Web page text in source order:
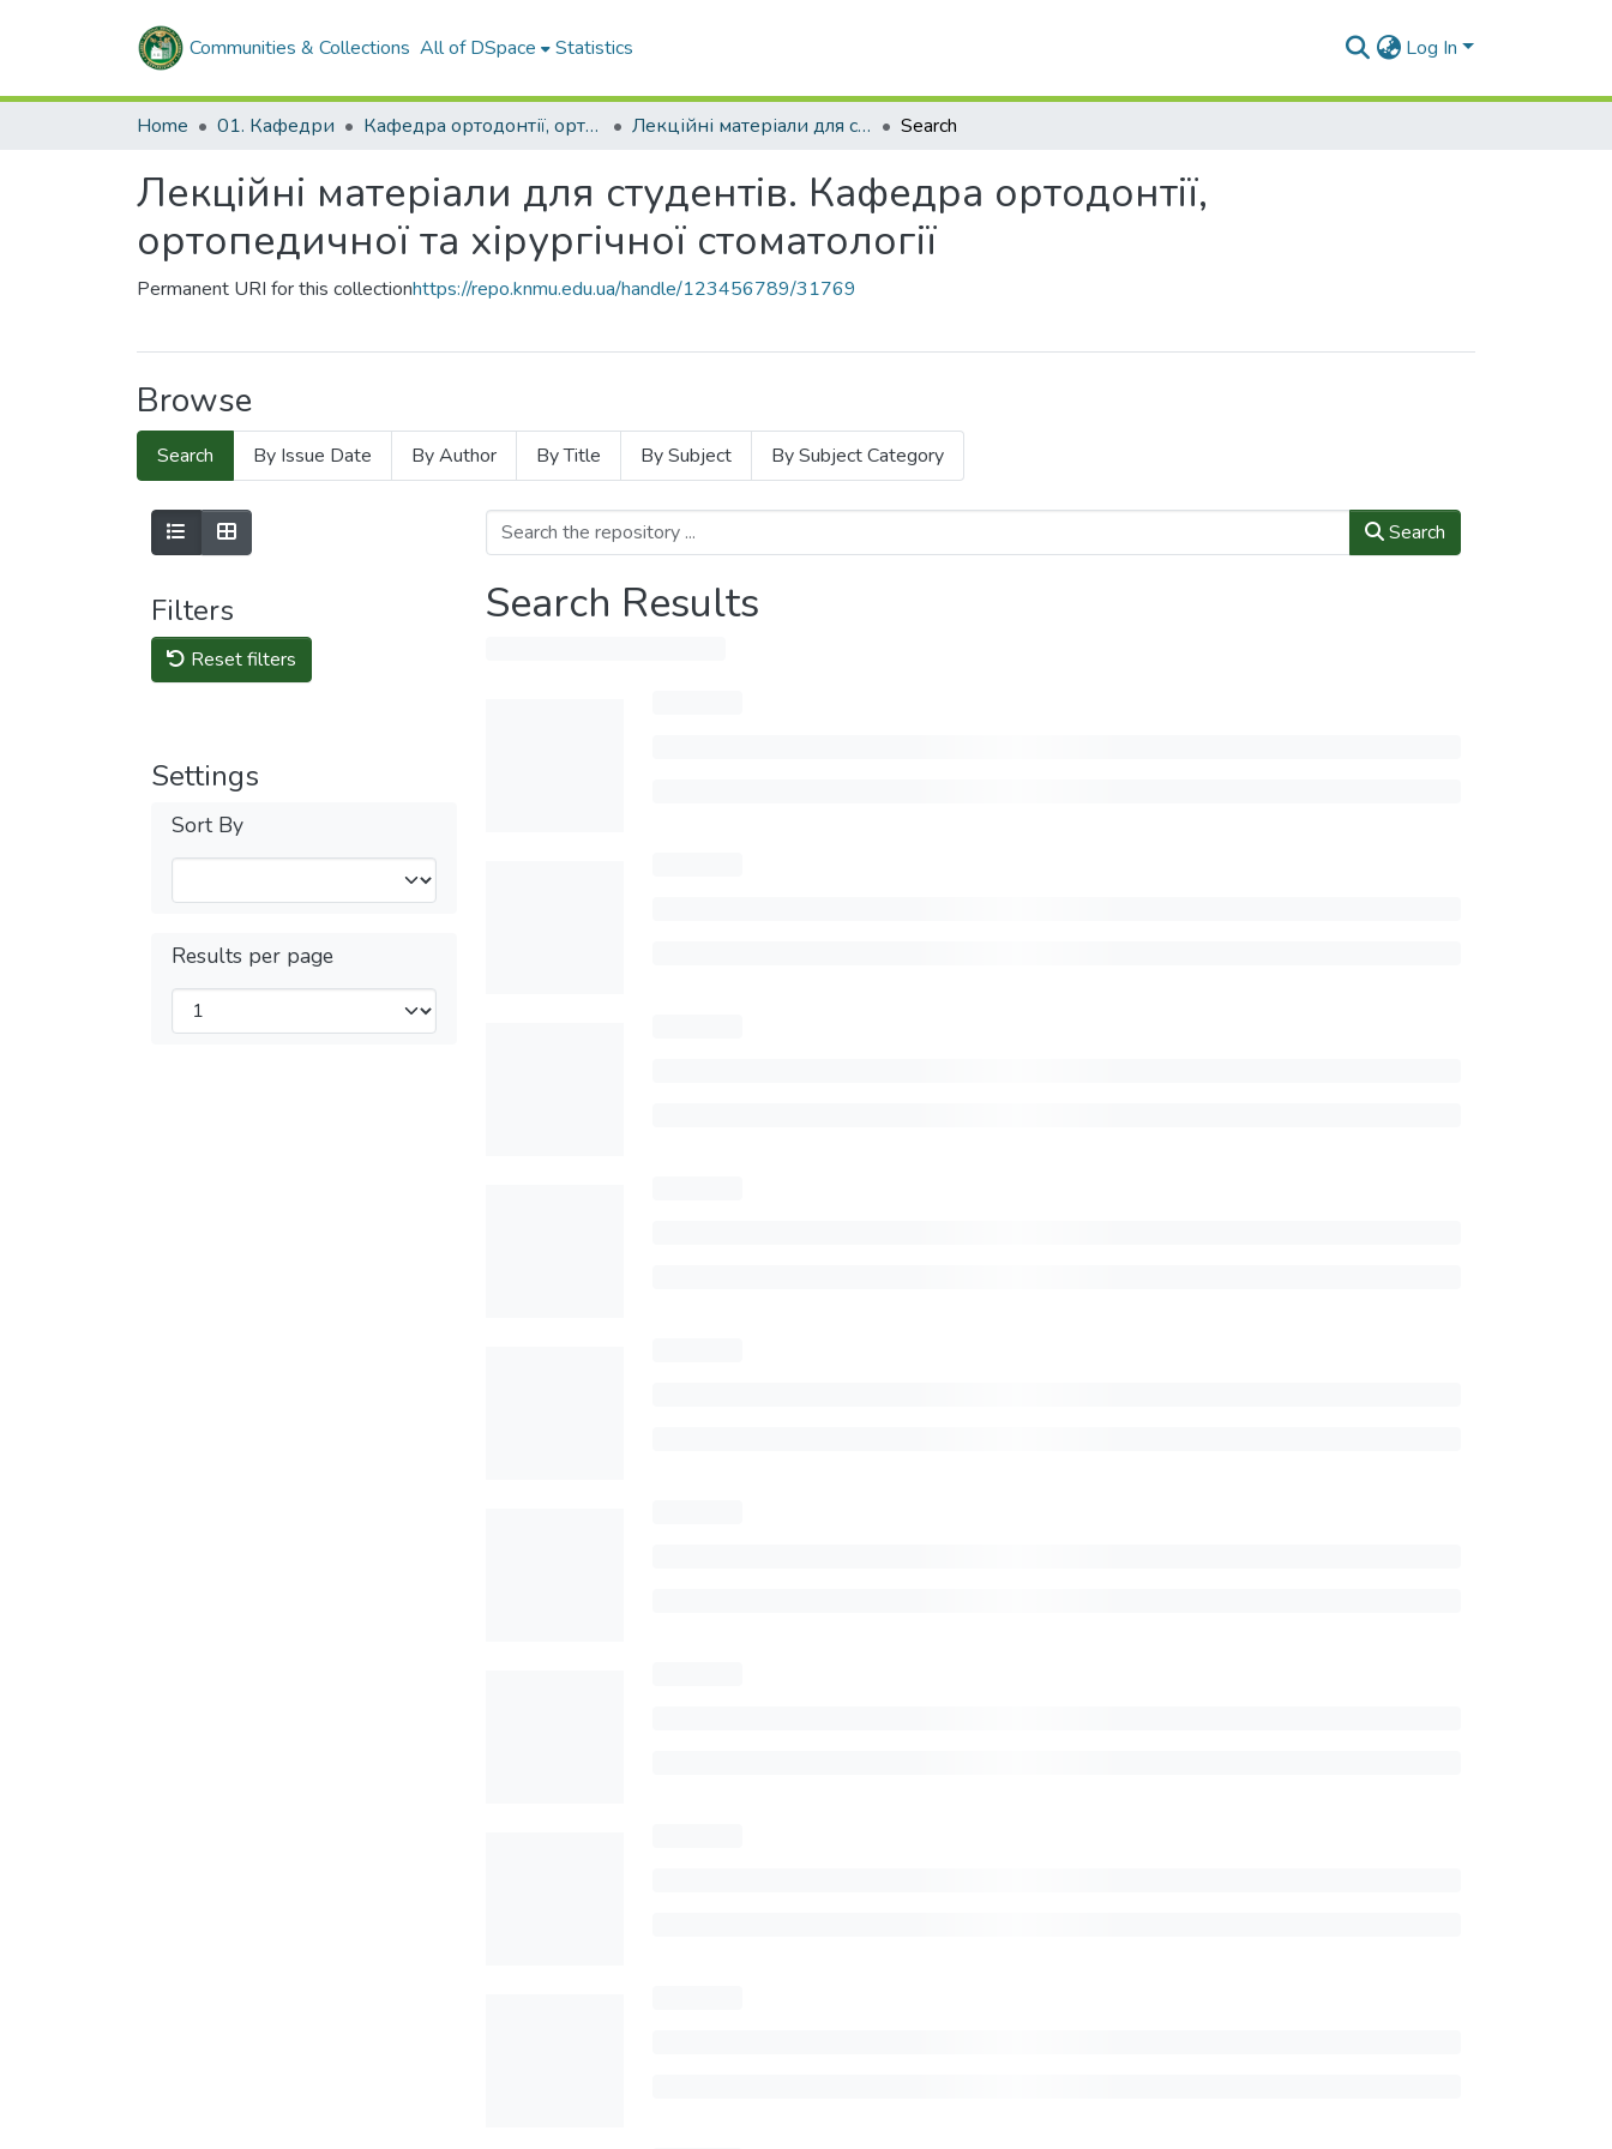
Communities & Collections All of DSpace Statistics Log In
Home 01. Кафедри Кафедра ортодонтії, ортопедичної та хірургічної стоматології Лекційні матеріали для студентів. Кафедра ортодонтії, ортопедичної та хірургічної стоматології Search
Лекційні матеріали для студентів. Кафедра ортодонтії,
ортопедичної та хірургічної стоматології
Permanent URI for this collectionhttps://repo.knmu.edu.ua/handle/123456789/31769
Browse
Search By Issue Date By Author By Title By Subject By Subject Category
Filters
Reset filters
Settings
Sort By
Results per page
Search
Search Results